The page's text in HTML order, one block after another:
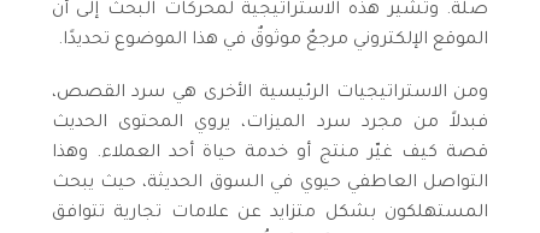
صلة. وتُشير هذه الاستراتيجية لمحركات البحث إلى أن
الموقع الإلكتروني مرجعٌ موثوقٌ في هذا الموضوع تحديدًا.
ومن الاستراتيجيات الرئيسية الأخرى هي سرد القصص،
فبدلاً من مجرد سرد الميزات، يروي المحتوى الحديث
قصة كيف غيّر منتج أو خدمة حياة أحد العملاء. وهذا
التواصل العاطفي حيوي في السوق الحديثة، حيث يبحث
المستهلكون بشكل متزايد عن علامات تجارية تتوافق